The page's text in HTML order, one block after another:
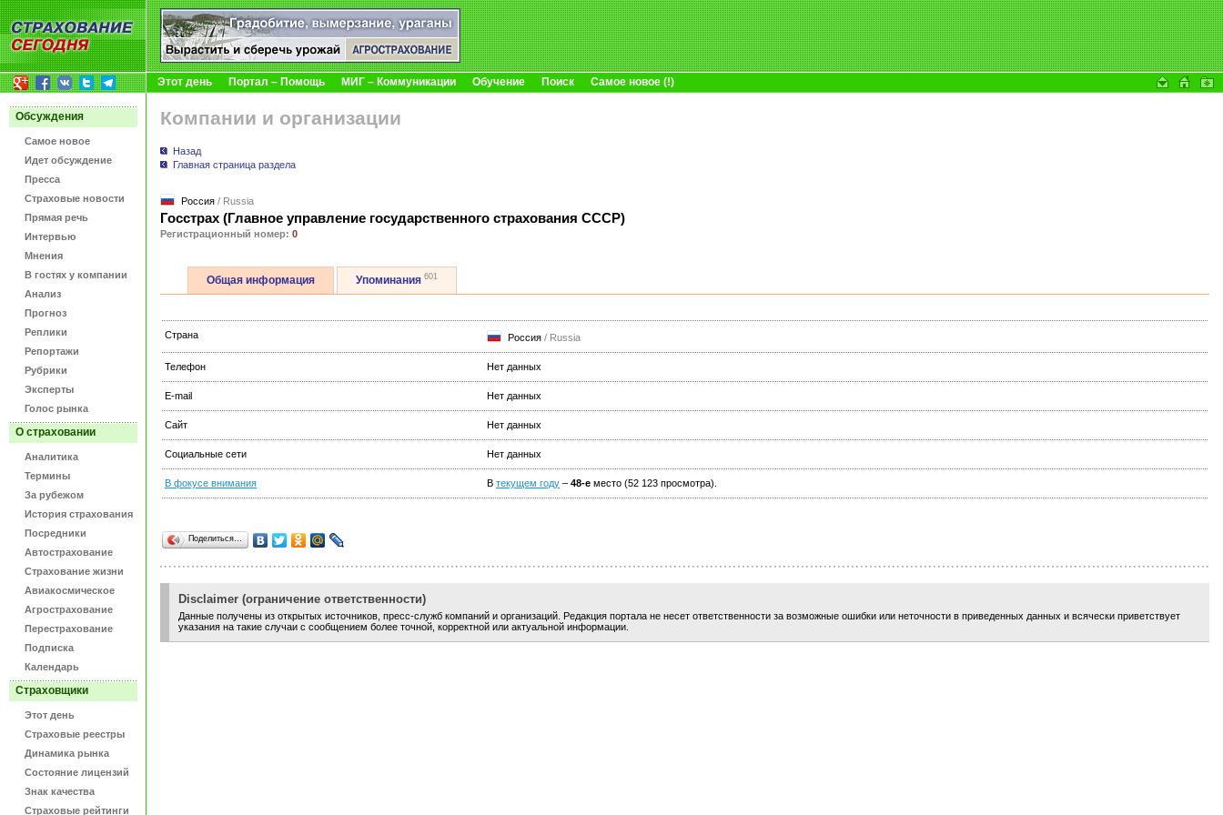
Этот день Портал – Помощь МИГ – Коммуникации Обучение Поиск Самое новое (!)
Обсуждения
Самое новое
Идет обсуждение
Пресса
Страховые новости
Прямая речь
Интервью
Мнения
В гостях у компании
Анализ
Прогноз
Реплики
Репортажи
Рубрики
Эксперты
Голос рынка
О страховании
Аналитика
Термины
За рубежом
История страхования
Посредники
Автострахование
Страхование жизни
Авиакосмическое
Агрострахование
Перестрахование
Подписка
Календарь
Страховщики
Этот день
Страховые реестры
Динамика рынка
Состояние лицензий
Знак качества
Страховые рейтинги
Компании и организации
Назад
Главная страница раздела
Россия / Russia
Госстрах (Главное управление государственного страхования СССР)
Регистрационный номер: 0
Общая информация Упоминания 601
Страна Россия / Russia
Телефон Нет данных
E-mail Нет данных
Сайт Нет данных
Социальные сети Нет данных
В фокусе внимания В текущем году – 48-е место (52 123 просмотра).
Поделиться…
Disclaimer (ограничение ответственности)
Данные получены из открытых источников, пресс-служб компаний и организаций. Редакция портала не несет ответственности за возможные ошибки или неточности в приведенных данных и всячески приветствует
указания на такие случаи с сообщением более точной, корректной или актуальной информации.